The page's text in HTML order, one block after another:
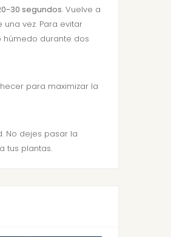
30 segundos. Vuelve a
vez. Para evitar
húmedo durante dos
para maximizar la
No dejes pasar la
tus plantas.